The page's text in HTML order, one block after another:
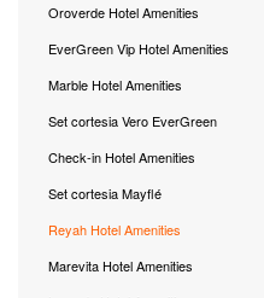
Oroverde Hotel Amenities
EverGreen Vip Hotel Amenities
Marble Hotel Amenities
Set cortesia Vero EverGreen
Check-in Hotel Amenities
Set cortesia Mayflé
Reyah Hotel Amenities
Marevita Hotel Amenities